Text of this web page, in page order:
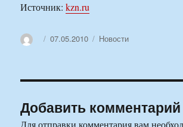
Источник:kzn.ru
АвторОпубликовано
07.05.2010 Рубрики
Новости
Добавить комментарий
Для отправки комментария вам